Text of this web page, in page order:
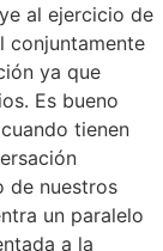
al ejercicio de
conjuntamente
ya que
Es bueno
tienen
de nuestros
un paralelo
a la